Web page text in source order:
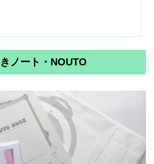
ノート・NOUTO